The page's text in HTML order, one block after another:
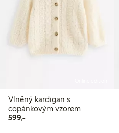
Vlněný kardigan s
copánkovým vzorem
599,-599,00 Kč